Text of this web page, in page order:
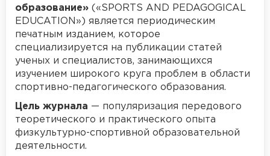
образование» («SPORTS AND PEDAGOGICAL
EDUCATION») является периодическим
печатным изданием, которое
специализируется на публикации статей
ученых и специалистов, занимающихся
изучением широкого круга проблем в области
спортивно-педагогического образования.
Цель журнала — популяризация передового
теоретического и практического опыта
физкультурно-спортивной образовательной
деятельности.